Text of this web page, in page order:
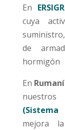
En
cuya
de
hormigón
En
mejora